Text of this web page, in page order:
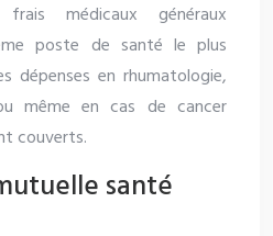
médicaux généraux
poste de santé le plus
dépenses en rhumatologie,
même en cas de cancer
couverts.
santé